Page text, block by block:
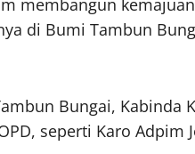
membangun
di Bumi Tambun
Bungai, Kabinda
seperti Karo Adpim